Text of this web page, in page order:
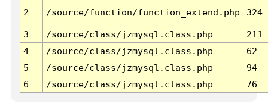
2 /source/function/function_extend.php 324
3 /source/class/jzmysql.class.php
211
4
/source/class/jzmysql.class.php
62
5
/source/class/jzmysql.class.php
94
6
/source/class/jzmysql.class.php 76